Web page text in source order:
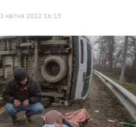
3 квiтня 2022 16:15